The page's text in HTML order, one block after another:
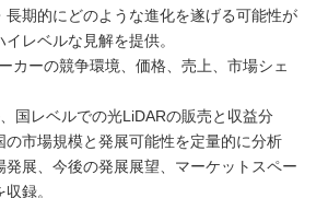
長期的にどのような進化を遂げる可能性が
レベルな見解を提供。
カーの競争環境、価格、売上、市場シェ
国レベルでの光LiDARの販売と収益分
の市場規模と発展可能性を定量的に分析
発展、今後の発展展望、マーケットスペー
録。